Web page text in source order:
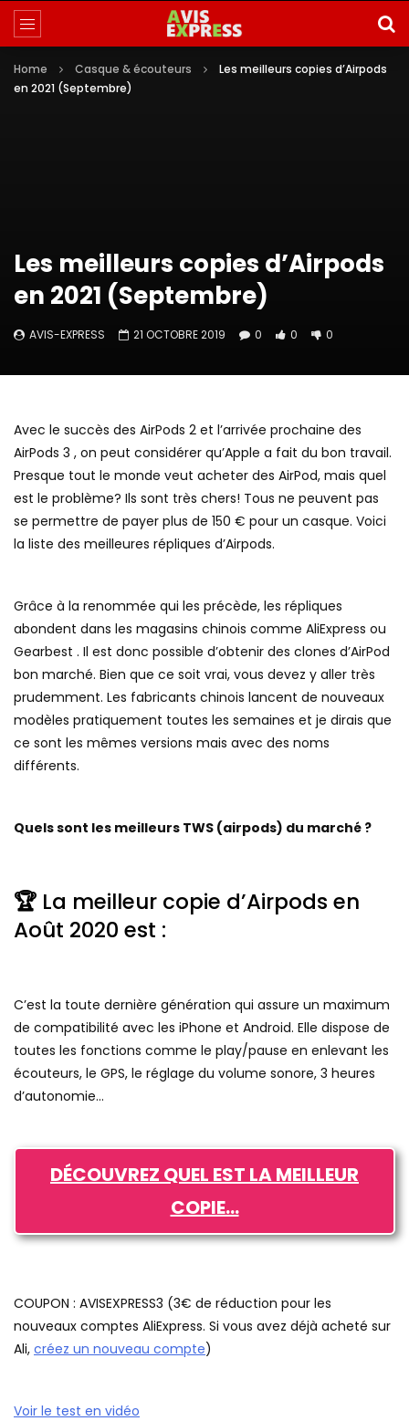
Home Casque & écouteurs
Les meilleurs copies d’Airpods
en 2021 (Septembre)
Les meilleurs copies d’Airpods
en 2021 (Septembre)
AVIS-EXPRESS 21 OCTOBRE 2019 0 0 0
Avec le succès des AirPods 2 et l’arrivée prochaine des
AirPods 3 , on peut considérer qu’Apple a fait du bon travail.
Presque tout le monde veut acheter des AirPod, mais quel
est le problème? Ils sont très chers! Tous ne peuvent pas
se permettre de payer plus de 150 € pour un casque. Voici
la liste des meilleures répliques d’Airpods.
Grâce à la renommée qui les précède, les répliques
abondent dans les magasins chinois comme AliExpress ou
Gearbest . Il est donc possible d’obtenir des clones d’AirPod
bon marché. Bien que ce soit vrai, vous devez y aller très
prudemment. Les fabricants chinois lancent de nouveaux
modèles pratiquement toutes les semaines et je dirais que
ce sont les mêmes versions mais avec des noms
différents.
Quels sont les meilleurs TWS (airpods) du marché ?
🏆 La meilleur copie d’Airpods en
Août 2020 est :
C’est la toute dernière génération qui assure un maximum
de compatibilité avec les iPhone et Android. Elle dispose de
toutes les fonctions comme le play/pause en enlevant les
écouteurs, le GPS, le réglage du volume sonore, 3 heures
d’autonomie…
DÉCOUVREZ QUEL EST LA MEILLEUR
COPIE…
COUPON : AVISEXPRESS3 (3€ de réduction pour les
nouveaux comptes AliExpress. Si vous avez déjà acheté sur
Ali, créez un nouveau compte)
Voir le test en vidéo